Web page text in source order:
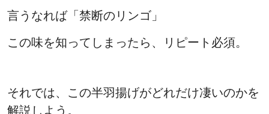
言うなれば「禁断のリンゴ」
この味を知ってしまったら、リピート必須。
それでは、この半羽揚げがどれだけ凄いのかを
解説しよう。